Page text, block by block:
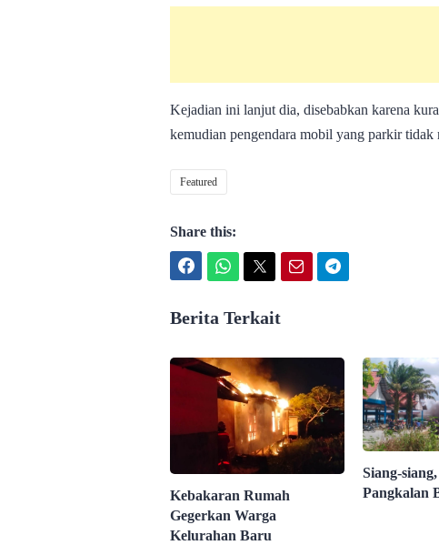
Kejadian ini lanjut dia, disebabkan karena
kemudian pengendara mobil yang parkir tidak
Featured
Share this:
Berita Terkait
Kebakaran Rumah
Gegerkan Warga
Kelurahan Baru
Siang-
Pangkalan